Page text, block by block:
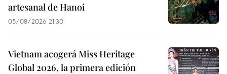
artesanal de Hanoi
05/08/2026 21:30
Vietnam acogerá Miss Heritage
Global 2026, la primera edición